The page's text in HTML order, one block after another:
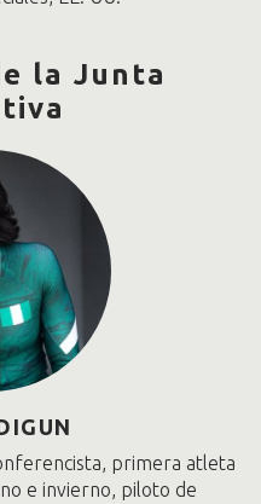
la Junta
primera atleta
e invierno, piloto de